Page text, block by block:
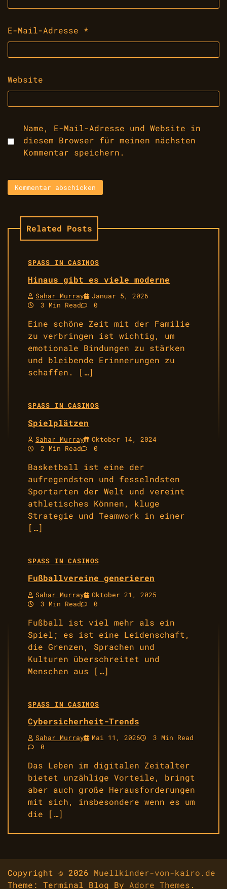
E-Mail-Adresse *
Website
Name, E-Mail-Adresse und Website in
diesem Browser für meinen nächsten
Kommentar speichern.
Related Posts
SPASS IN CASINOS
Hinaus gibt es viele moderne
Sahar Murray
Januar 5, 2026
3 Min Read
0
Eine schöne Zeit mit der Familie
zu verbringen ist wichtig, um
emotionale Bindungen zu stärken
und bleibende Erinnerungen zu
schaffen. […]
SPASS IN CASINOS
Spielplätzen
Sahar Murray
Oktober 14, 2024
2 Min Read
0
Basketball ist eine der
aufregendsten und fesselndsten
Sportarten der Welt und vereint
athletisches Können, kluge
Strategie und Teamwork in einer
[…]
SPASS IN CASINOS
Fußballvereine generieren
Sahar Murray
Oktober 21, 2025
3 Min Read
0
Fußball ist viel mehr als ein
Spiel; es ist eine Leidenschaft,
die Grenzen, Sprachen und
Kulturen überschreitet und
Menschen aus […]
SPASS IN CASINOS
Cybersicherheit-Trends
Sahar Murray Mai 11, 2026
3 Min Read
0
Das Leben im digitalen Zeitalter
bietet unzählige Vorteile, bringt
aber auch große Herausforderungen
mit sich, insbesondere wenn es um
die […]
Copyright © 2026 Muellkinder-von-kairo.de
Theme: Terminal Blog By Adore Themes .